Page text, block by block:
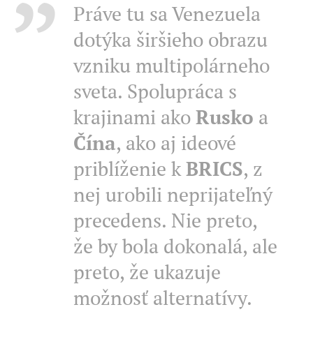
Práve tu sa Venezuela
dotýka širšieho obrazu
vzniku multipolárneho
sveta. Spolupráca s
krajinami akoRusko a
Čína, ako aj ideové
priblíženie kBRICS, z
nej urobili neprijateľný
precedens. Nie preto,
že by bola dokonalá, ale
preto, že ukazuje
možnosť alternatívy.